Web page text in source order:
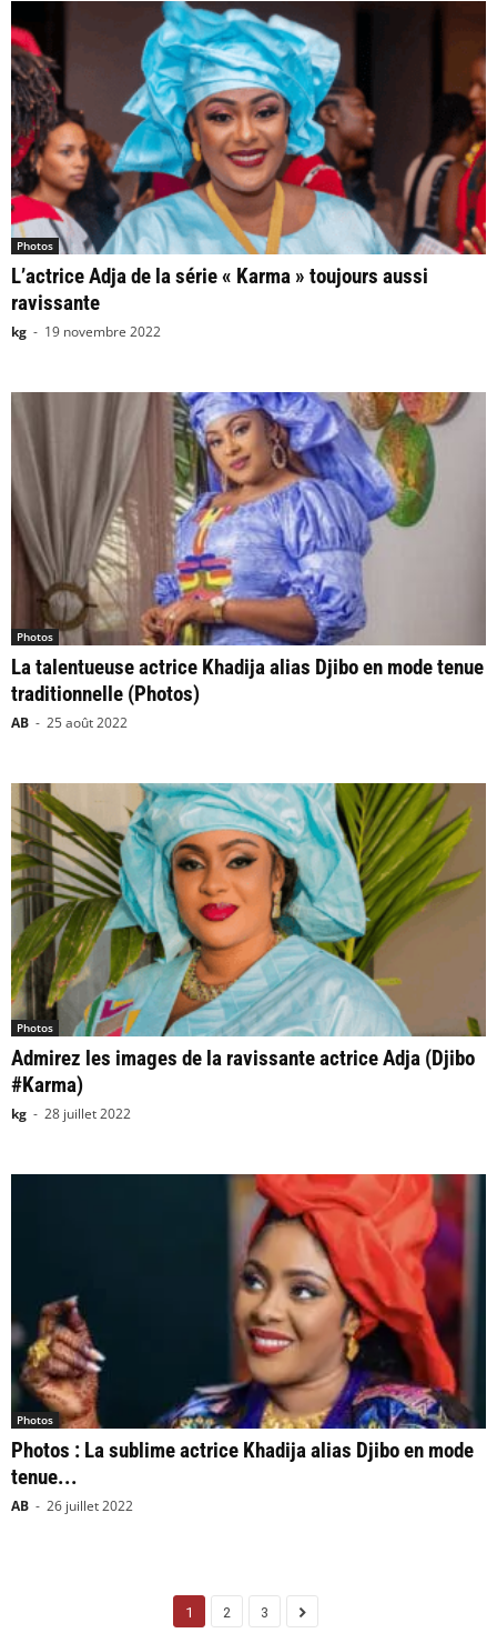
Photos
L’actrice Adja de la série « Karma » toujours aussi
ravissante
kg - 19 novembre 2022
Photos
La talentueuse actrice Khadija alias Djibo en mode tenue
traditionnelle (Photos)
AB - 25 août 2022
Photos
Admirez les images de la ravissante actrice Adja (Djibo
#Karma)
kg - 28 juillet 2022
Photos
Photos : La sublime actrice Khadija alias Djibo en mode
tenue...
AB - 26 juillet 2022
1 2 3